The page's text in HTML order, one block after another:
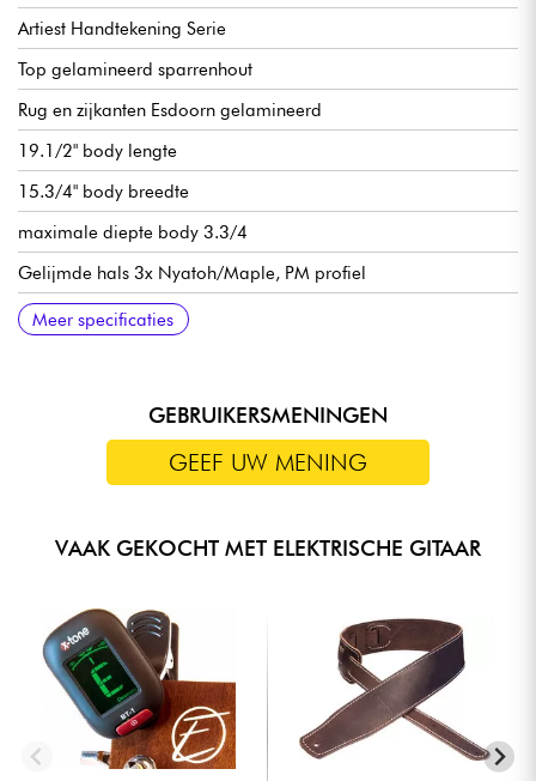
Artiest Handtekening Serie
Top gelamineerd sparrenhout
Rug en zijkanten Esdoorn gelamineerd
19.1/2" body lengte
15.3/4" body breedte
maximale diepte body 3.3/4
Gelijmde hals 3x Nyatoh/Maple, PM profiel
Ebben toets, 22x medium frets
628mm/24.7" mensuur
Radius 305 mmR
Halsbreedte 1e fret 43 mm
Halsbreedte laatste fret 57 mm
Halsdikte 1e fret 20 mm
Halsdikte 12e fret 22 mm
Ibanez PM Special enkelspoels microfoon (keramische
magneten)
Volume en toon
Ibanez Gibraltar Performer brug
Ibanez VT200 staartstuk
Ibanez gesloten oliebad mechanieken
Been kam
Verkocht met Ibanez koffer
Meer specificaties
GEBRUIKERSMENINGEN
GEEF UW MENING
VAAK GEKOCHT MET ELEKTRISCHE GITAAR